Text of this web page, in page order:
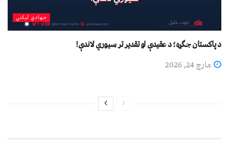
جهادي لیکني
د پاکستان جګړه؛ د عقیدې او تقدیر تر سیوري لاندې!
مارچ 24, 2026